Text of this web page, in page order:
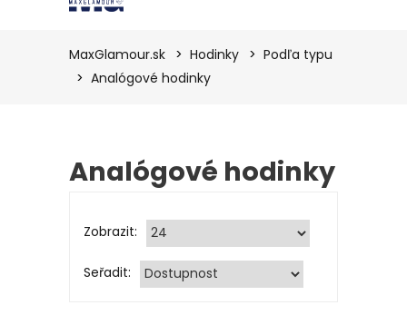
Zobrazit košík
MaxGlamour.sk Hodinky
Podľa typu
Analógové hodinky
Analógové hodinky
Zobrazit:
Seřadit: